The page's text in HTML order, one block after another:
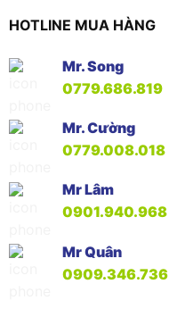
HOTLINE MUA HÀNG
Mr. Song
0779.686.819
Mr. Cường
0779.008.018
Mr Lâm
0901.940.968
Mr Quân
0909.346.736